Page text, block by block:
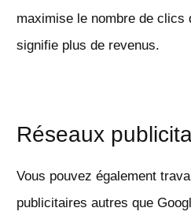
maximise le nombre de clics
signifie plus de revenus.
Réseaux
Vous pouvez également
publicitaires autres que